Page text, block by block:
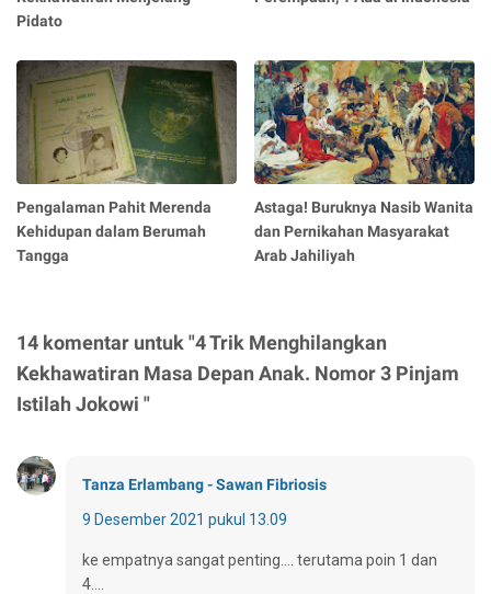
Pidato
Pengalaman Pahit Merenda
Kehidupan dalam Berumah
Tangga
Astaga! Buruknya Nasib Wanita
dan Pernikahan Masyarakat
Arab Jahiliyah
14 komentar untuk "4 Trik Menghilangkan
Kekhawatiran Masa Depan Anak. Nomor 3 Pinjam
Istilah Jokowi "
Tanza Erlambang - Sawan Fibriosis
9 Desember 2021 pukul 13.09
ke empatnya sangat penting.... terutama poin 1 dan
4....